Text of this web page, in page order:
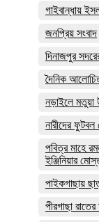
গাইবান্ধায়
জনপ্রিয় সংবাদ
দিনাজপুর
দৈনিক
নড়াইলে মতুয়া
নারীদের
পবিত্র মাহে
ইঞ্জিনিয়ার
পাইকগাছায়
পীরগাছা